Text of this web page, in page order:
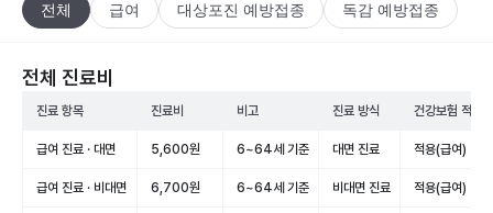
전체 급여 대상포진 예방접종 독감 예방접종
전체 진료비
진료 항목 진료비 비고 진료 방식 건강보험 적용
급여 진료 · 대면 5,600원 6~64세 기준 대면 진료 적용(급여)
급여 진료 · 비대면 6,700원 6~64세 기준 비대면 진료 적용(급여)